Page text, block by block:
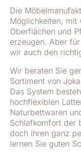
Die
Möglichkeiten, mit
Oberflächen und
erzeugen. Aber
wir auch den
Wir beraten Sie
Sortiment von
Das System
hochflexiblen
Naturbettwaren
Schlafkomfort der
doch Ihren ganz
lernen Sie guten